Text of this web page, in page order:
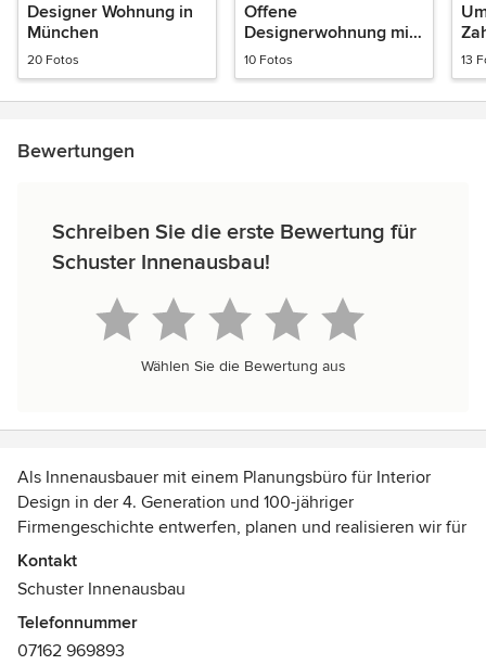
Designer Wohnung in
München
20 Fotos
Offene
Designerwohnung mit
Stil in Paris
10 Fotos 13
Bewertungen
Schreiben Sie die erste Bewertung für
Schuster Innenausbau!
Wählen Sie die Bewertung aus
Als Innenausbauer mit einem Planungsbüro für Interior
Design in der 4. Generation und 100-jähriger
Firmengeschichte entwerfen, planen und realisieren wir für
Sie Ihre Projekte. Egal ob einfaches Einzelmöbel oder
komplexe Wohnungseinrichtung, unser Knowhow gehört
Wir produzieren in modernem Maschinenpark mit CNC-
Kontakt
Schuster Innenausbau
Telefonnummer
07162 969893